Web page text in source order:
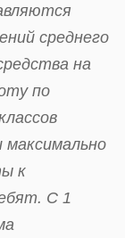
среднего
на
по
к
С 1